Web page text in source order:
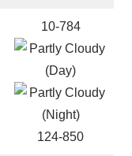
10-784
124-850